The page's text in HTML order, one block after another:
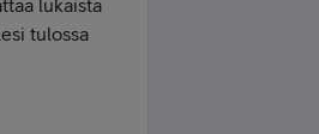
lukaista
tulossa